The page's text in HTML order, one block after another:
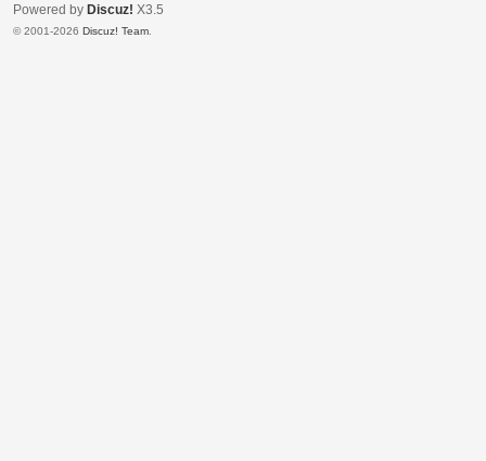
Powered by Discuz! X3.5
© 2001-2026 Discuz! Team